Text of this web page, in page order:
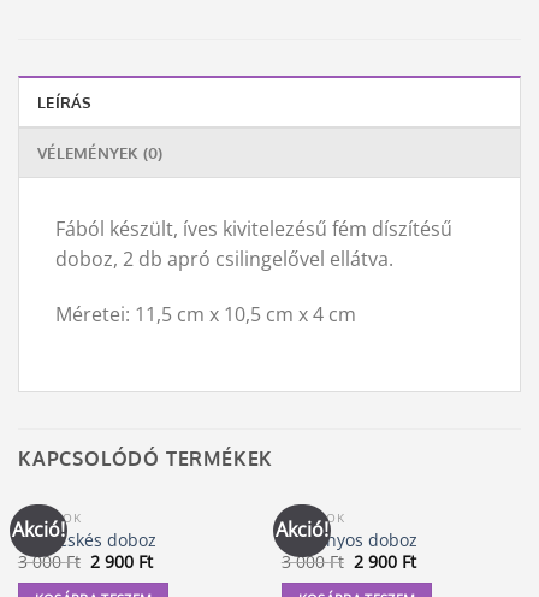
LEÍRÁS
VÉLEMÉNYEK (0)
Fából készült, íves kivitelezésű fém díszítésű
doboz, 2 db apró csilingelővel ellátva.
Méretei: 11,5 cm x 10,5 cm x 4 cm
KAPCSOLÓDÓ TERMÉKEK
Akció!
DOBOZOK
Szívecskés doboz
3 000Ft Original
price
was:
2 900 FtCurrent
price
is:
Akció!
DOBOZOK
Sárkányos doboz
3 000Ft Original
price
was:
2 900 FtCurrent
price
is: